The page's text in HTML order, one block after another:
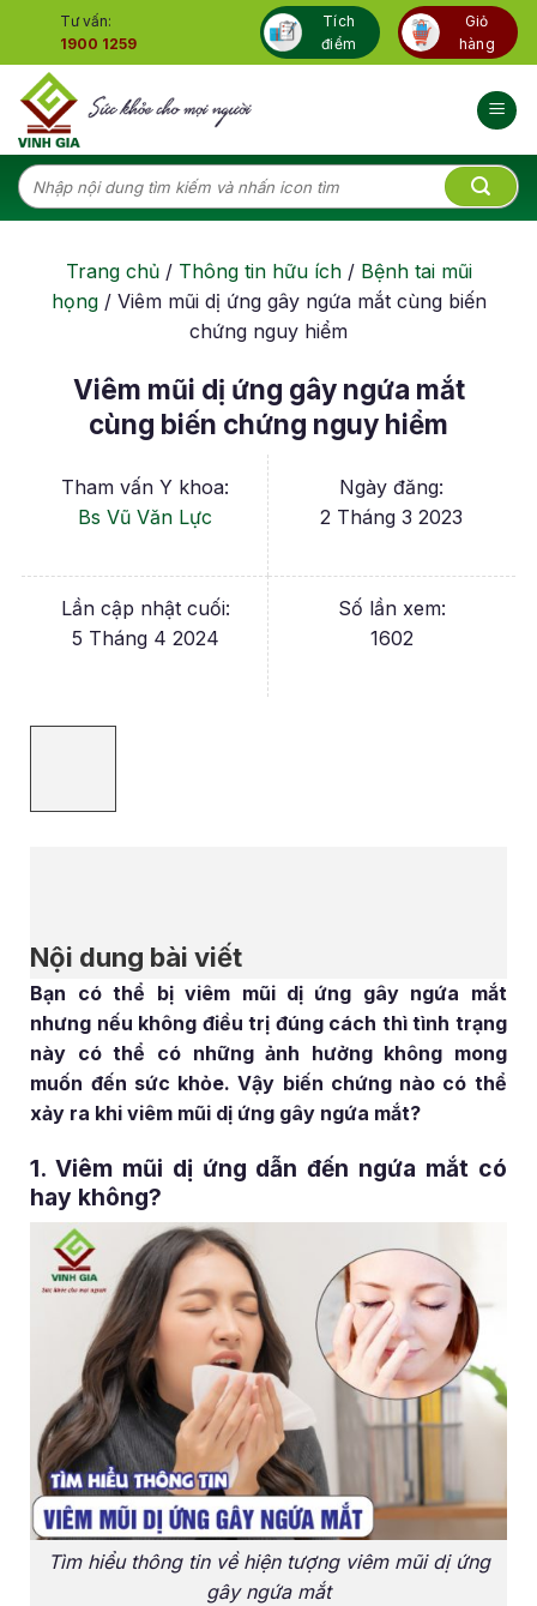
content
Tư vấn:
1900 1259
Tích
điểm
Giỏ
hàng
Tìm
kiếm:
Trang chủ/ Thông tin hữu ích/ Bệnh tai mũi
họng/ Viêm mũi dị ứng gây ngứa mắt cùng biến
chứng nguy hiểm
Viêm mũi dị ứng gây ngứa mắt
cùng biến chứng nguy hiểm
Tham vấn Y khoa:
Bs Vũ Văn Lực
Ngày đăng:
2 Tháng 3 2023
Lần cập nhật cuối:
5 Tháng 4 2024
Số lần xem:
1602
Nội dung bài viết
Bạn có thể bị viêm mũi dị ứng gây ngứa mắt
nhưng nếu không điều trị đúng cách thì tình trạng
này có thể có những ảnh hưởng không mong
muốn đến sức khỏe. Vậy biến chứng nào có thể
xảy ra khi viêm mũi dị ứng gây ngứa mắt?
1. Viêm mũi dị ứng dẫn đến ngứa mắt có
hay không?
Tìm hiểu thông tin về hiện tượng viêm mũi dị ứng
gây ngứa mắt